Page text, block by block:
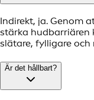
Indirekt, ja. Genom
stärka hudbarriären
slätare, fylligare och
Är det hållbart?